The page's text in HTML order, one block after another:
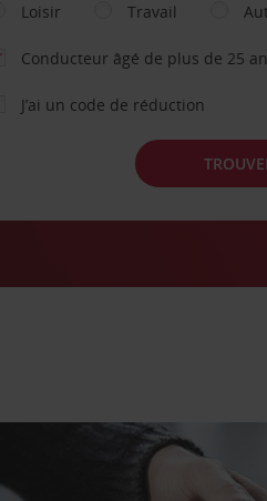
Loisir
Travail
Conducteur âgé de plus de 25
J’ai un code de réduction